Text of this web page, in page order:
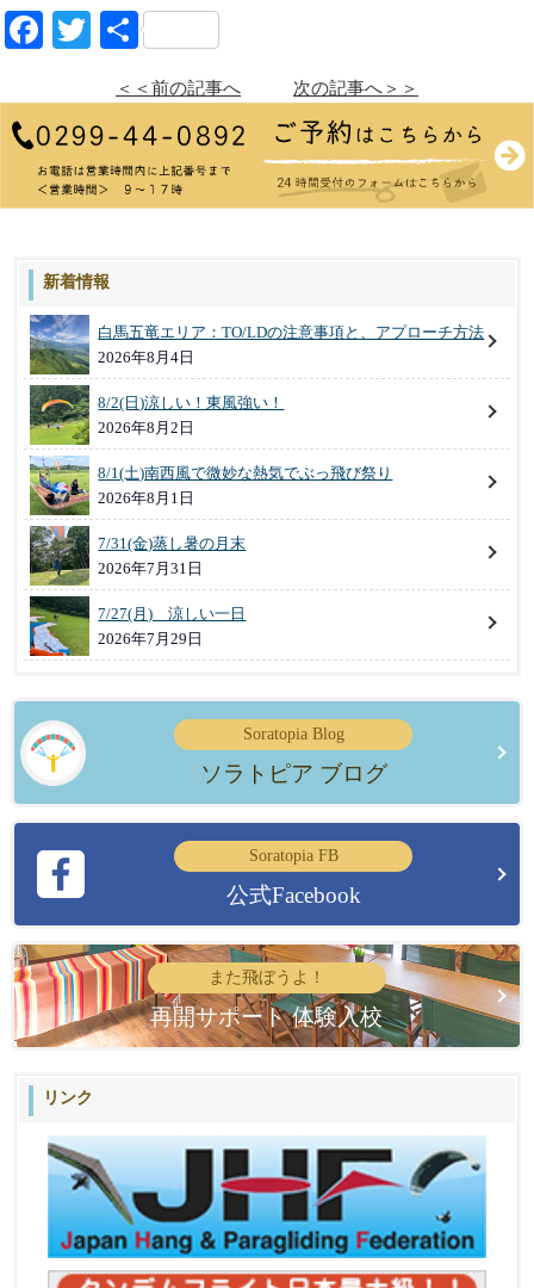
Facebook
Twitter
共
＜＜前の記事へ 次の記事へ＞＞
新着情報
白馬五竜エリア：TO/LDの注意事項と、アプローチ方法
2026年8月4日
8/2(日)涼しい！東風強い！
2026年8月2日
8/1(土)南西風で微妙な熱気でぶっ飛び祭り
2026年8月1日
7/31(金)蒸し暑の月末
2026年7月31日
7/27(月) 涼しい一日
2026年7月29日
Soratopia Blog
ソラトピア ブログ
Soratopia FB
公式Facebook
また飛ぼうよ！
再開サポート 体験入校
リンク